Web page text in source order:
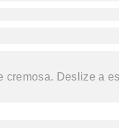
Deslize a